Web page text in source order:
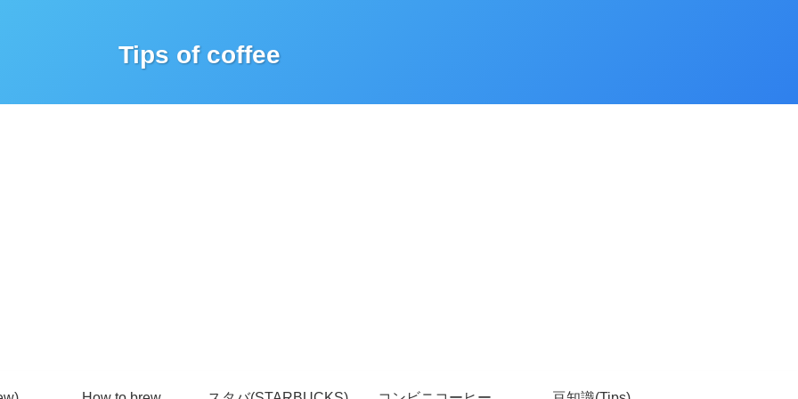
Tips of coffee